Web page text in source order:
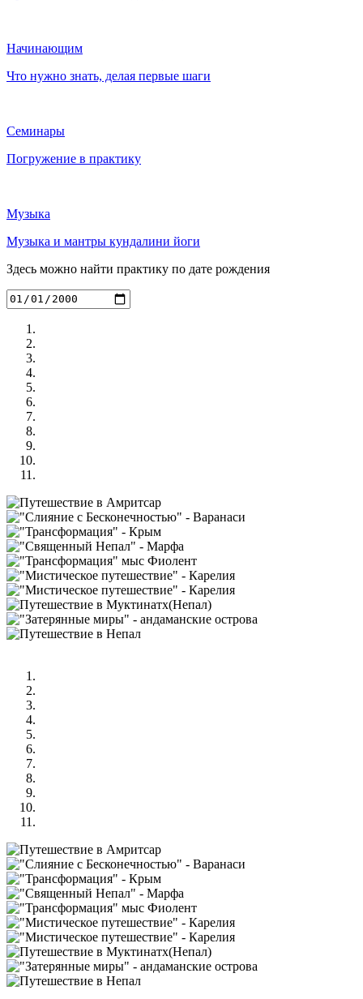
Начинающим
Что нужно знать, делая первые шаги
Семинары
Погружение в практику
Музыка
Музыка и мантры кундалини йоги
Здесь можно найти практику по дате рождения